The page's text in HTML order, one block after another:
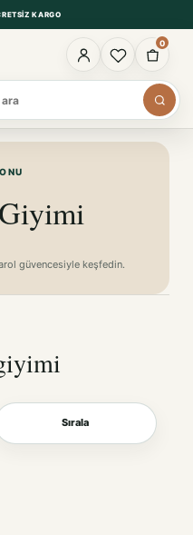
KARGO
0
güvencesiyle keşfedin.
Sırala